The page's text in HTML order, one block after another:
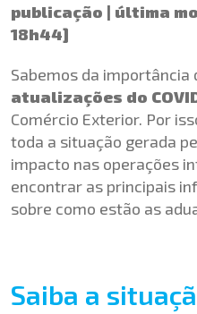
publicação | última
18h44]
Sabemos da
atualizações do
Comércio Exterior. Por
toda a situação gerada
impacto nas operações
encontrar as principais
sobre como estão as
Saiba a